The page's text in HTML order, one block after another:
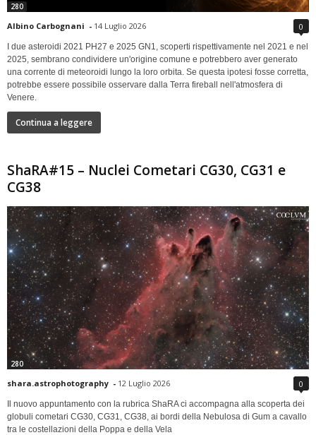
280
Albino Carbognani - 14 Luglio 2026 0
I due asteroidi 2021 PH27 e 2025 GN1, scoperti rispettivamente nel 2021 e nel
2025, sembrano condividere un'origine comune e potrebbero aver generato
una corrente di meteoroidi lungo la loro orbita. Se questa ipotesi fosse corretta,
potrebbe essere possibile osservare dalla Terra fireball nell'atmosfera di
Venere.
Continua a leggere
ShaRA#15 – Nuclei Cometari CG30, CG31 e
CG38
280
shara.astrophotography - 12 Luglio 2026 0
Il nuovo appuntamento con la rubrica ShaRA ci accompagna alla scoperta dei
globuli cometari CG30, CG31, CG38, ai bordi della Nebulosa di Gum a cavallo
tra le costellazioni della Poppa e della Vela